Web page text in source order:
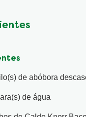
de abóbora
de água